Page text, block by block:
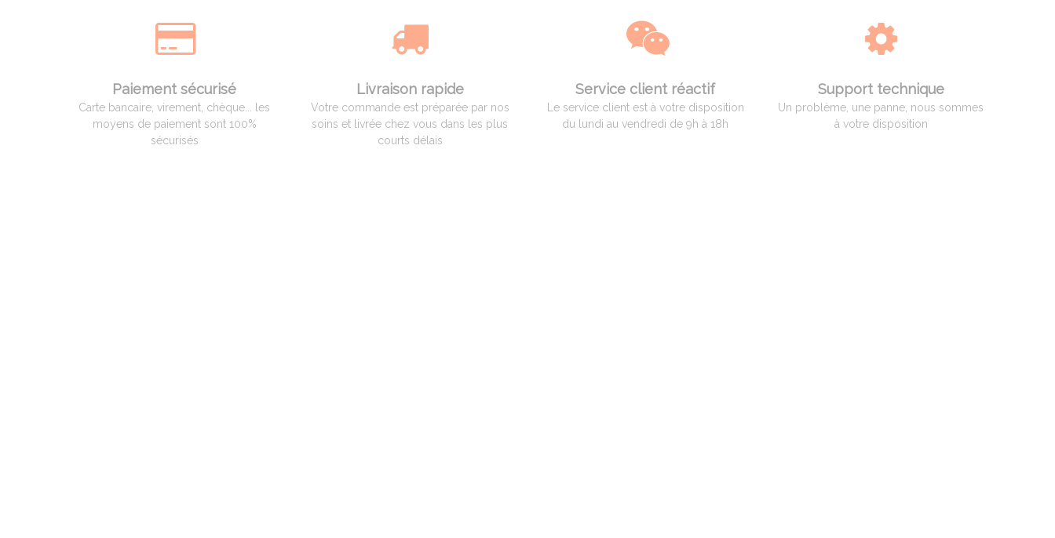
Paiement sécurisé
Carte bancaire, virement, chèque... les
moyens de paiement sont 100%
sécurisés
Livraison rapide
Votre commande est préparée par nos
soins et livrée chez vous dans les plus
courts délais
Service client réactif
Le service client est à votre disposition
du lundi au vendredi de 9h à 18h
Support technique
Un problème, une panne, nous sommes
à votre disposition